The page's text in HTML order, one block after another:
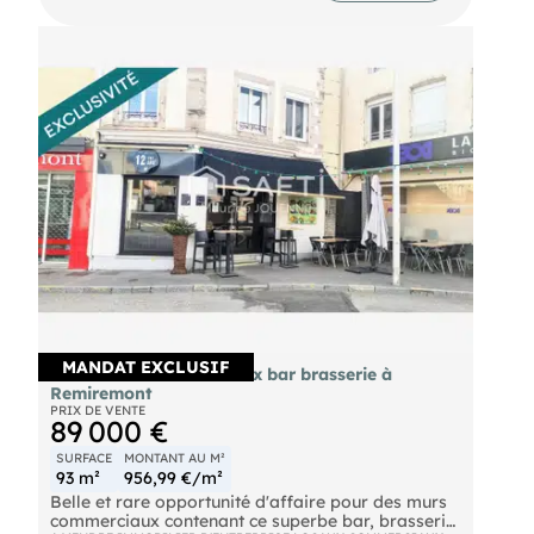
MANDAT EXCLUSIF
Vente murs commerciaux bar brasserie à
Remiremont
PRIX DE VENTE
89 000 €
SURFACE
93 m²
MONTANT AU M²
956,99 €/m²
Belle et rare opportunité d'affaire pour des murs
commerciaux contenant ce superbe bar, brasserie